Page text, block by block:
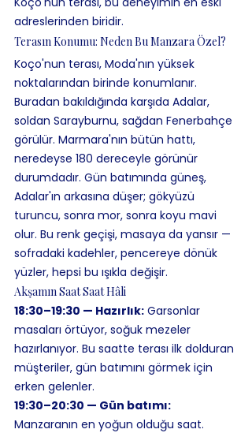
adreslerinden biridir.
Terasın Konumu: Neden Bu Manzara Özel?
Koço'nun terası, Moda'nın yüksek
noktalarından birinde konumlanır.
Buradan bakıldığında karşıda Adalar,
soldan Sarayburnu, sağdan Fenerbahçe
görülür. Marmara'nın bütün hattı,
neredeyse 180 dereceyle görünür
durumdadır. Gün batımında güneş,
Adalar'ın arkasına düşer; gökyüzü
turuncu, sonra mor, sonra koyu mavi
olur. Bu renk geçişi, masaya da yansır —
sofradaki kadehler, pencereye dönük
yüzler, hepsi bu ışıkla değişir.
Akşamın Saat Saat Hâli
18:30–19:30 — Hazırlık: Garsonlar
masaları örtüyor, soğuk mezeler
hazırlanıyor. Bu saatte terası ilk dolduran
müşteriler, gün batımını görmek için
erken gelenler.
19:30–20:30 — Gün batımı:
Manzaranın en yoğun olduğu saat.